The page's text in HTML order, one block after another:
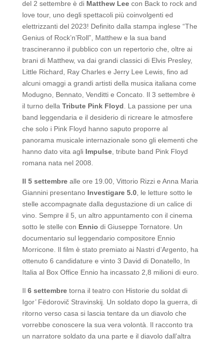
del 2 settembre è di Matthew Leecon Back to rock and
love tour, uno degli spettacoli più coinvolgenti ed
elettrizzanti del 2023! Definito dalla stampa inglese “The
Genius of Rock’n’Roll”, Matthew e la sua band
trascineranno il pubblico con un repertorio che, oltre ai
brani di Matthew, va dai grandi classici di Elvis Presley,
Little Richard, Ray Charles e Jerry Lee Lewis, fino ad
alcuni omaggi a grandi artisti della musica italiana come
Modugno, Bennato, Venditti e Concato. Il 3 settembre è
il turno della Tribute Pink Floyd . La passione per una
band leggendaria e il desiderio di ricreare le atmosfere
che solo i Pink Floyd hanno saputo proporre al
panorama musicale internazionale sono gli elementi che
hanno dato vita agli Impulse, tribute band Pink Floyd
romana nata nel 2008.
Il 5 settembrealle ore 19.00, Vittorio Rizzi e Anna Maria
Giannini presentano Investigare 5.0, le letture sotto le
stelle accompagnate dalla degustazione di un calice di
vino. Sempre il 5, un altro appuntamento con il cinema
sotto le stelle con Ennio di Giuseppe Tornatore. Un
documentario sul leggendario compositore Ennio
Morricone. Il film è stato premiato ai Nastri d’Argento, ha
ottenuto 6 candidature e vinto 3 David di Donatello, In
Italia al Box Office Ennio ha incassato 2,8 milioni di euro.
Il 6 settembretorna il teatro con Historie du soldat di
Igor’ Fëdorovič Stravinskij. Un soldato dopo la guerra, di
ritorno verso casa si lascia tentare da un diavolo che
vorrebbe conoscere la sua vera volontà. Il racconto tra
un narratore soldato da una parte e il diavolo dall’altra